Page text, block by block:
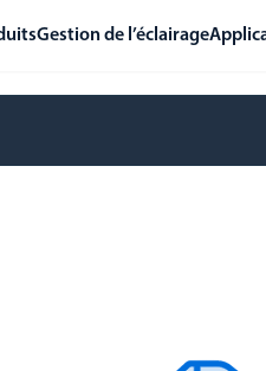
Gestion de l’éclairage